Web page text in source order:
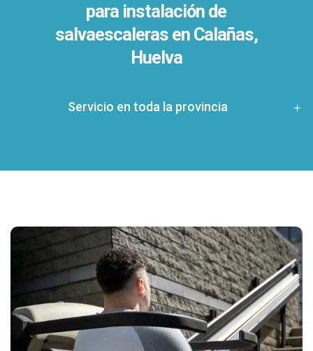
para instalación de
salvaescaleras en Calañas,
Huelva
Servicio en toda la provincia